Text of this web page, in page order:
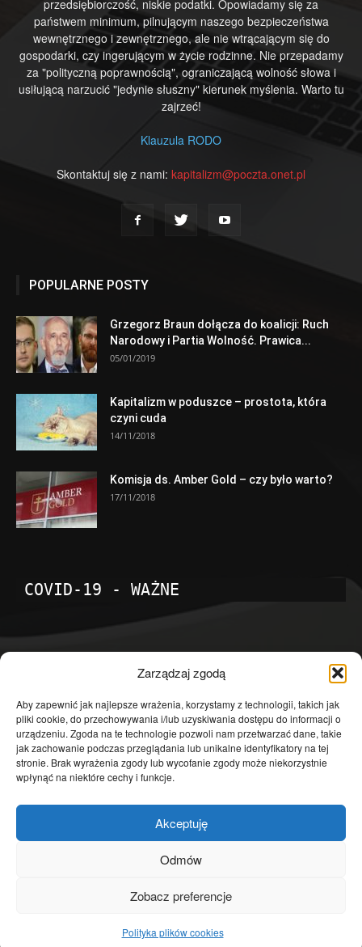
Zarządzaj zgodą
Aby zapewnić jak najlepsze wrażenia, korzystamy z technologii, takich jak
pliki cookie, do przechowywania i/lub uzyskiwania dostępu do informacji o
urządzeniu. Zgoda na te technologie pozwoli nam przetwarzać dane, takie
jak zachowanie podczas przeglądania lub unikalne identyfikatory na tej
stronie. Brak wyrażenia zgody lub wycofanie zgody może niekorzystnie
wpłynąć na niektóre cechy i funkcje.
Akceptuję
Odmów
Zobacz preferencje
Polityka plików cookies
przedsiębiorczość, niskie podatki. Opowiadamy się za
państwem minimum, pilnującym naszego bezpieczeństwa
wewnętrznego i zewnętrznego, ale nie wtrącającym się do
gospodarki, czy ingerującym w życie rodzinne. Nie przepadamy
za "polityczną poprawnością", ograniczającą wolność słowa i
usiłującą narzucić "jedynie słuszny" kierunek myślenia. Warto tu
zajrzeć!
Klauzula RODO
Skontaktuj się z nami: kapitalizm@poczta.onet.pl
POPULARNE POSTY
Grzegorz Braun dołącza do koalicji: Ruch
Narodowy i Partia Wolność. Prawica...
05/01/2019
Kapitalizm w poduszce – prostota, która
czyni cuda
14/11/2018
Komisja ds. Amber Gold – czy było warto?
17/11/2018
COVID-19 - WAŻNE
Temat dnia
4601
Publicystyka
4363
Polityka
3639
Polska
Społeczeństwo
2823